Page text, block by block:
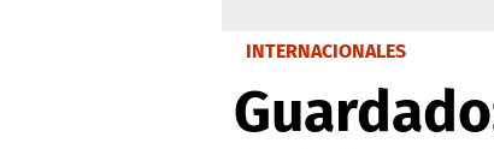
INTERNACIONALES